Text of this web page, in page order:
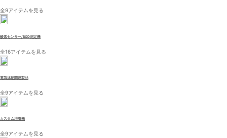
全9アイテムを見る
酸素センサー/BOD測定機
全16アイテムを見る
電気泳動関連製品
全9アイテムを見る
カスタム培養機
全9アイテムを見る